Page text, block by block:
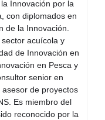
Innovación por la
con diplomados en
de la Innovación.
acuícola y
de Innovación en
en Pesca y
senior en
de proyectos
Es miembro del
reconocido por la